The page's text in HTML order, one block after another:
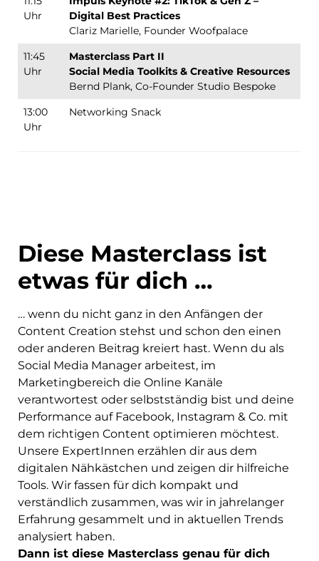
Uhr
Digital Best Practices
Clariz Marielle, Founder Woofpalace
11:45
Uhr
Masterclass Part II
Social Media Toolkits & Creative Resources
Bernd Plank, Co-Founder Studio Bespoke
13:00
Uhr
Networking Snack
Diese Masterclass ist
etwas für dich …
… wenn du nicht ganz in den Anfängen der
Content Creation stehst und schon den einen
oder anderen Beitrag kreiert hast. Wenn du als
Social Media Manager arbeitest, im
Marketingbereich die Online Kanäle
verantwortest oder selbstständig bist und deine
Performance auf Facebook, Instagram & Co. mit
dem richtigen Content optimieren möchtest.
Unsere ExpertInnen erzählen dir aus dem
digitalen Nähkästchen und zeigen dir hilfreiche
Tools. Wir fassen für dich kompakt und
verständlich zusammen, was wir in jahrelanger
Erfahrung gesammelt und in aktuellen Trends
analysiert haben.
Dann ist diese Masterclass genau für dich